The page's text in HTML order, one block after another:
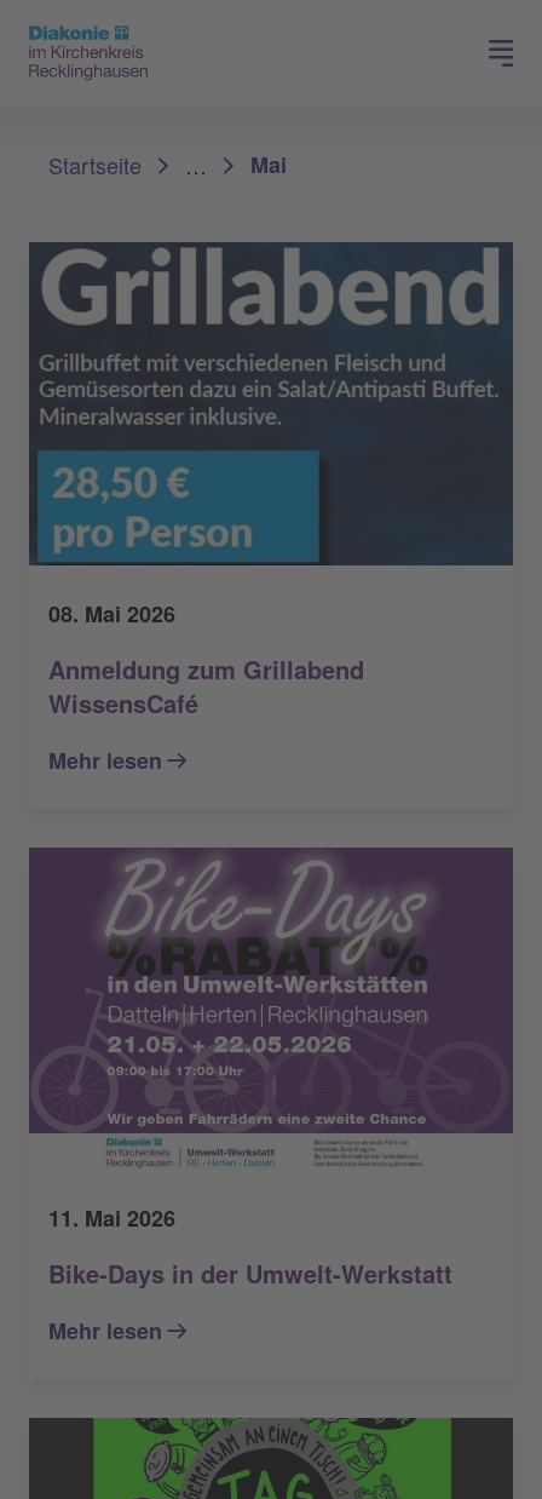
Spenden
Startseite
… Mai
08. Mai 2026
Anmeldung zum Grillabend
WissensCafé
Mehr lesen
11. Mai 2026
Bike-Days in der Umwelt-Werkstatt
Mehr lesen